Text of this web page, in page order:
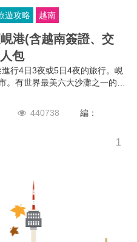
遊攻略 越南
港(含越南簽證、交
包
行4日3夜或5日4夜的旅行。峴
有世界最美六大沙灘之一的美
回來，即為大家帶來最新峴港
包有峴港行程、交通、景點及
錯過!
440738
編：
1